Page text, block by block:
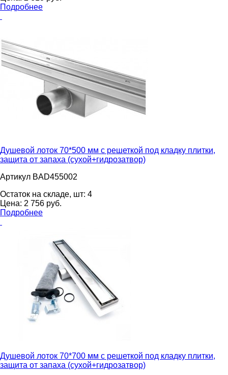
Подробнее
Душевой лоток 70*500 мм с решеткой под кладку плитки,
защита от запаха (сухой+гидрозатвор)
Артикул BAD455002
Остаток на складе, шт: 4
Цена: 2 756 pуб.
Подробнее
Душевой лоток 70*700 мм с решеткой под кладку плитки,
защита от запаха (сухой+гидрозатвор)